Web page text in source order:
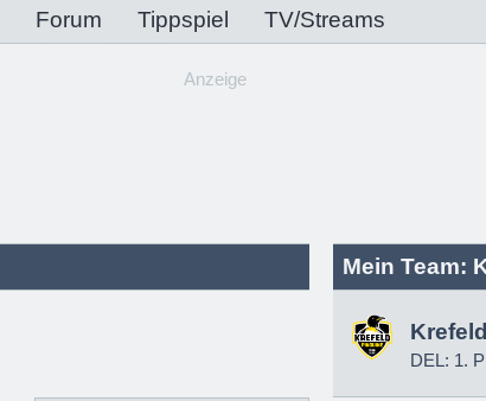
Forum Tippspiel TV/Streams
Anzeige
Mein Team:
DEL: 1.